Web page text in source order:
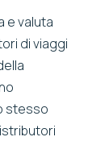
e valuta
di viaggi
stesso